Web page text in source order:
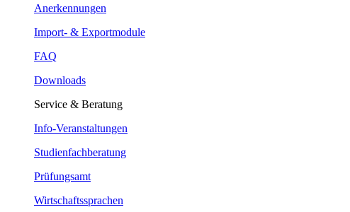
Anerkennungen
Import- & Exportmodule
FAQ
Downloads
Service & Beratung
Info-Veranstaltungen
Studienfachberatung
Prüfungsamt
Wirtschaftssprachen